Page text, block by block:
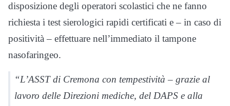
disposizione degli operatori scolastici che ne fanno
richiesta i test sierologici rapidi certificati e – in caso di
positività – effettuare nell’immediato il tampone
nasofaringeo.
“L’ASST di Cremona con tempestività – grazie al
lavoro delle Direzioni mediche, del DAPS e alla